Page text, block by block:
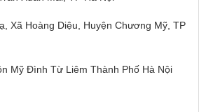
Xã Hoàng Diệu, Huyện Chương Mỹ, TP
Mỹ Đình Từ Liêm Thành Phố Hà Nội